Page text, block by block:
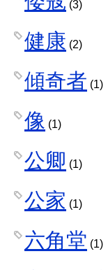
(3)
健康 (2)
傾奇者 (1)
像 (1)
公卿 (1)
公家 (1)
六角堂 (1)